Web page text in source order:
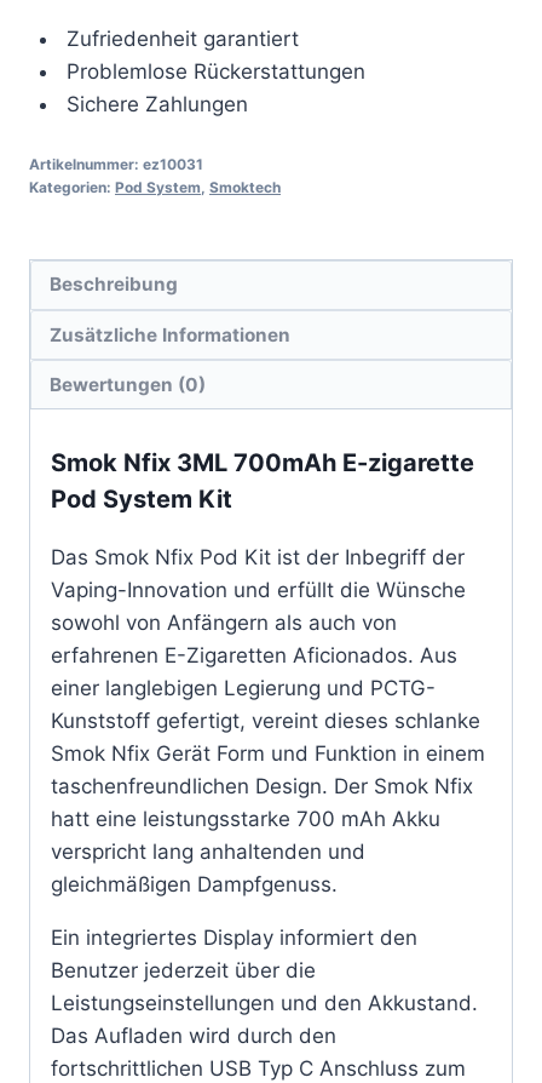
Zufriedenheit garantiert
Problemlose Rückerstattungen
Sichere Zahlungen
Artikelnummer: ez10031
Kategorien: Pod System Smoktech
Beschreibung
Zusätzliche Informationen
Bewertungen (0)
Smok Nfix 3ML 700mAh E-zigarette
Pod System Kit
Das Smok Nfix Pod Kit ist der Inbegriff der
Vaping-Innovation und erfüllt die Wünsche
sowohl von Anfängern als auch von
erfahrenen E-Zigaretten Aficionados. Aus
einer langlebigen Legierung und PCTG-
Kunststoff gefertigt, vereint dieses schlanke
Smok Nfix Gerät Form und Funktion in einem
taschenfreundlichen Design. Der Smok Nfix
hatt eine leistungsstarke 700 mAh Akku
verspricht lang anhaltenden und
gleichmäßigen Dampfgenuss.
Ein integriertes Display informiert den
Benutzer jederzeit über die
Leistungseinstellungen und den Akkustand.
Das Aufladen wird durch den
fortschrittlichen USB Typ C Anschluss zum